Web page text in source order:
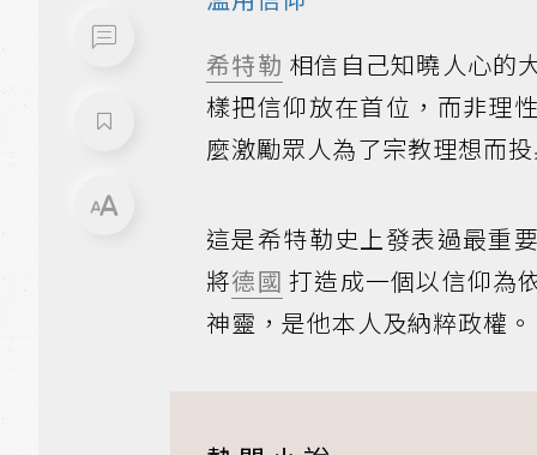
希特勒 相信自己知曉人心的
樣把信仰放在首位，而非理
麼激勵眾人為了宗教理想而
這是希特勒史上發表過最重
將德國 打造成一個以信仰為
神靈，是他本人及納粹政權。